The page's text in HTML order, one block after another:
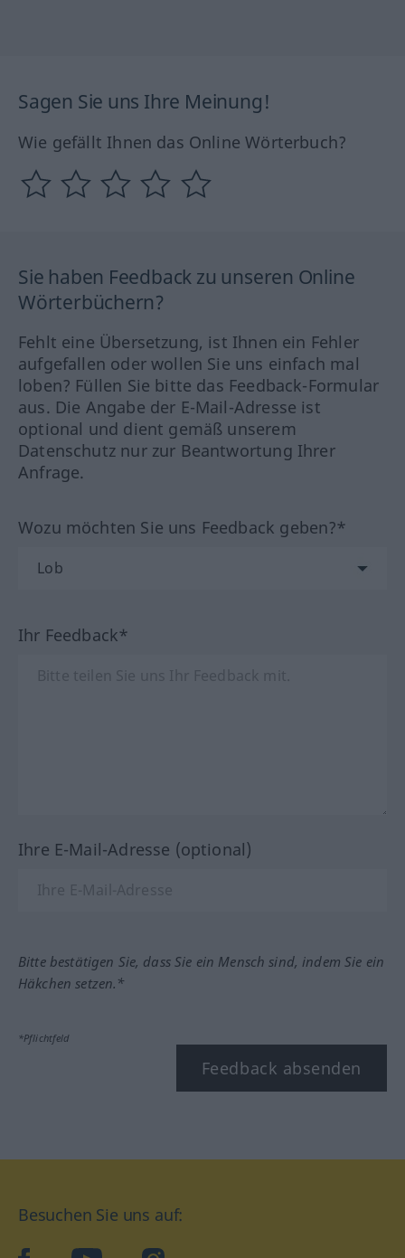
Sagen Sie uns Ihre Meinung!
Wie gefällt Ihnen das Online Wörterbuch?
Sie haben Feedback zu unseren Online
Wörterbüchern?
Fehlt eine Übersetzung, ist Ihnen ein Fehler
aufgefallen oder wollen Sie uns einfach mal
loben? Füllen Sie bitte das Feedback-Formular
aus. Die Angabe der E-Mail-Adresse ist
optional und dient gemäß unserem
Datenschutz nur zur Beantwortung Ihrer
Anfrage.
Wozu möchten Sie uns Feedback geben?*
Ihr Feedback*
Ihre E-Mail-Adresse (optional)
Bitte bestätigen Sie, dass Sie ein Mensch sind, indem Sie ein
Häkchen setzen.*
*Pflichtfeld
Feedback absenden
Besuchen Sie uns auf: